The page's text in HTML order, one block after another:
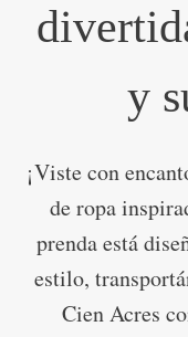
y
¡Viste con
de ropa
prenda está
estilo,
Cien Acres